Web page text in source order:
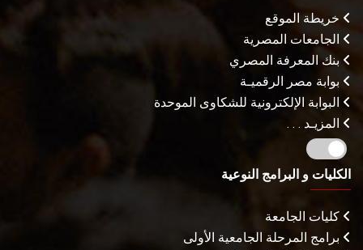
خريطة الموقع
الجامعات المصرية
بنك المعرفة المصري
بوابة مصر الرقميـة
البوابة الإلكترونية للشكاوى الموحدة
المزيـد . . .
الكليات و البرامج النوعية
كليات الجامعة
برامج المرحلة الجامعية الأولى